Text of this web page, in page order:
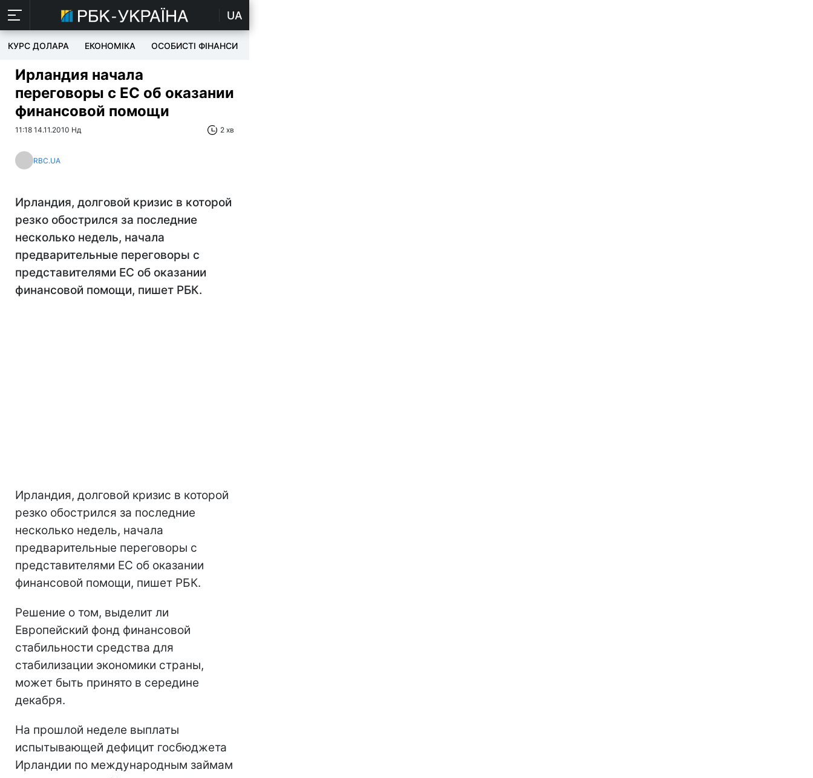
UA
КУРС ДОЛАРА ЕКОНОМІКА ОСОБИСТІ ФІНАНСИ
Ирландия начала
переговоры с ЕС об оказании
финансовой помощи
11:18 14.11.2010 Нд 2 хв
RBC.UA
Ирландия, долговой кризис в которой
резко обострился за последние
несколько недель, начала
предварительные переговоры с
представителями ЕС об оказании
финансовой помощи, пишет РБК.
Ирландия, долговой кризис в которой
резко обострился за последние
несколько недель, начала
предварительные переговоры с
представителями ЕС об оказании
финансовой помощи, пишет РБК.
Решение о том, выделит ли
Европейский фонд финансовой
стабильности средства для
стабилизации экономики страны,
может быть принято в середине
декабря.
На прошлой неделе выплаты
испытывающей дефицит госбюджета
Ирландии по международным займам